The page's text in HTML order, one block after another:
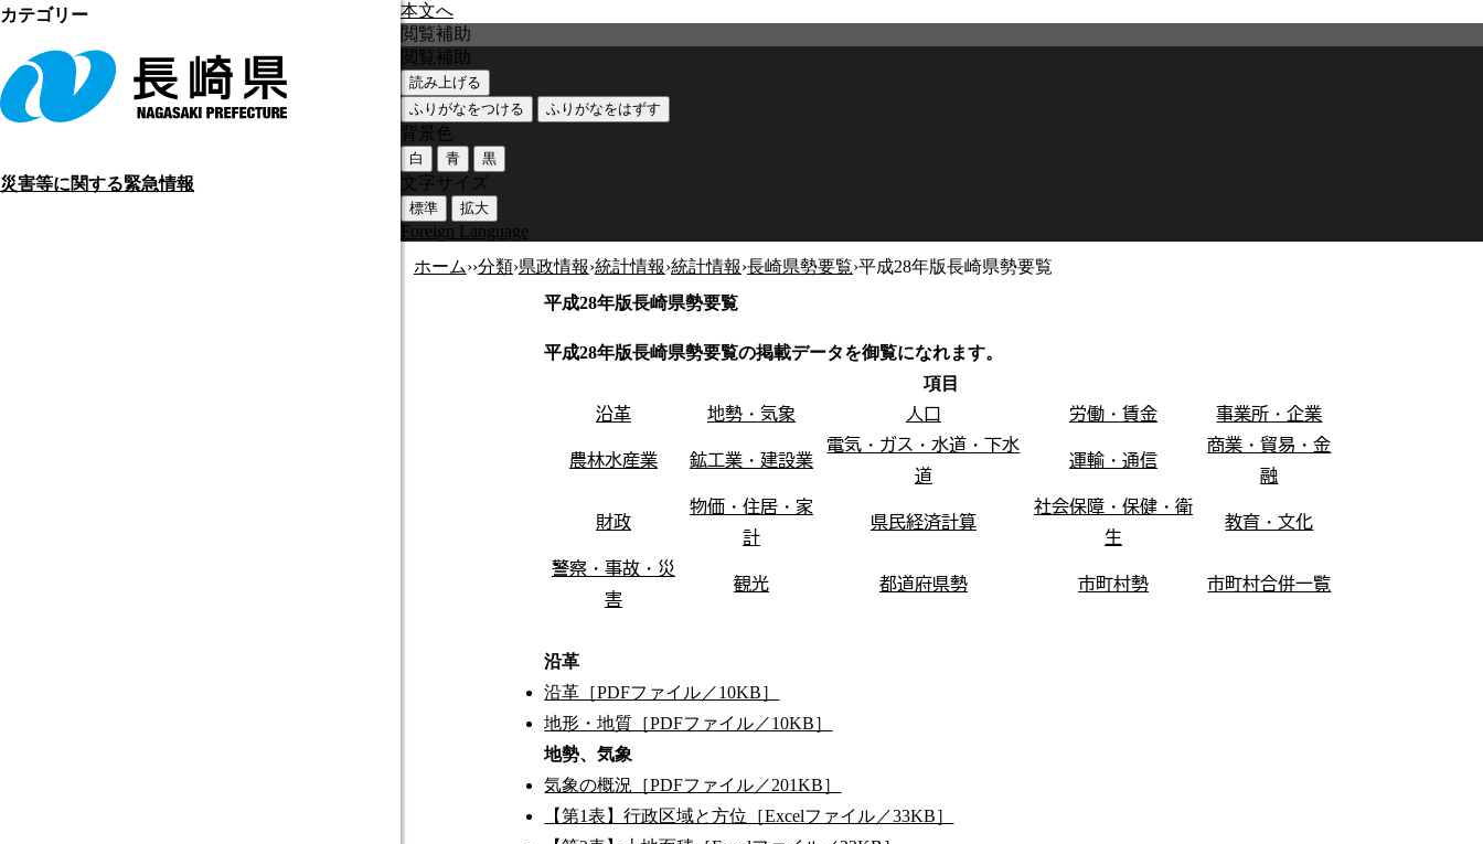
本文へ
災害等に関する緊急情報
閲覧補助
閲覧補助
読み上げる
ふりがなをつける
ふりがなをはずす
背景色
白 青 黒
文字サイズ
標準 拡大
Foreign Language
ホーム››分類›県政情報›統計情報›統計情報›長崎県勢要覧›平成28年版長崎県勢要覧
平成28年版長崎県勢要覧
平成28年版長崎県勢要覧の掲載データを御覧になれます。
項目
沿革 地勢・気象 人口 労働・賃金
事業所・企業
農林水産業
鉱工業・建設業
電気・ガス・水道・下水
道
運輸・通信
商業・貿易・金
融
財政
物価・住居・家
計
県民経済計算
社会保障・保健・衛
生
教育・文化
警察・事故・災
害
観光 都道府県勢 市町村勢 市町村合併一覧
沿革
沿革［PDFファイル／10KB］
地形・地質［PDFファイル／10KB］
地勢、気象
気象の概況［PDFファイル／201KB］
【第1表】行政区域と方位［Excelファイル／33KB］
カテゴリー